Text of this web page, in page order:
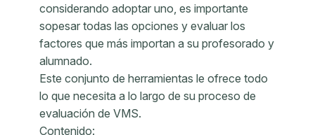
considerando adoptar uno, es importante
sopesar todas las opciones y evaluar los
factores que más importan a su profesorado y
alumnado.
Este conjunto de herramientas le ofrece todo
lo que necesita a lo largo de su proceso de
evaluación de VMS.
Contenido: